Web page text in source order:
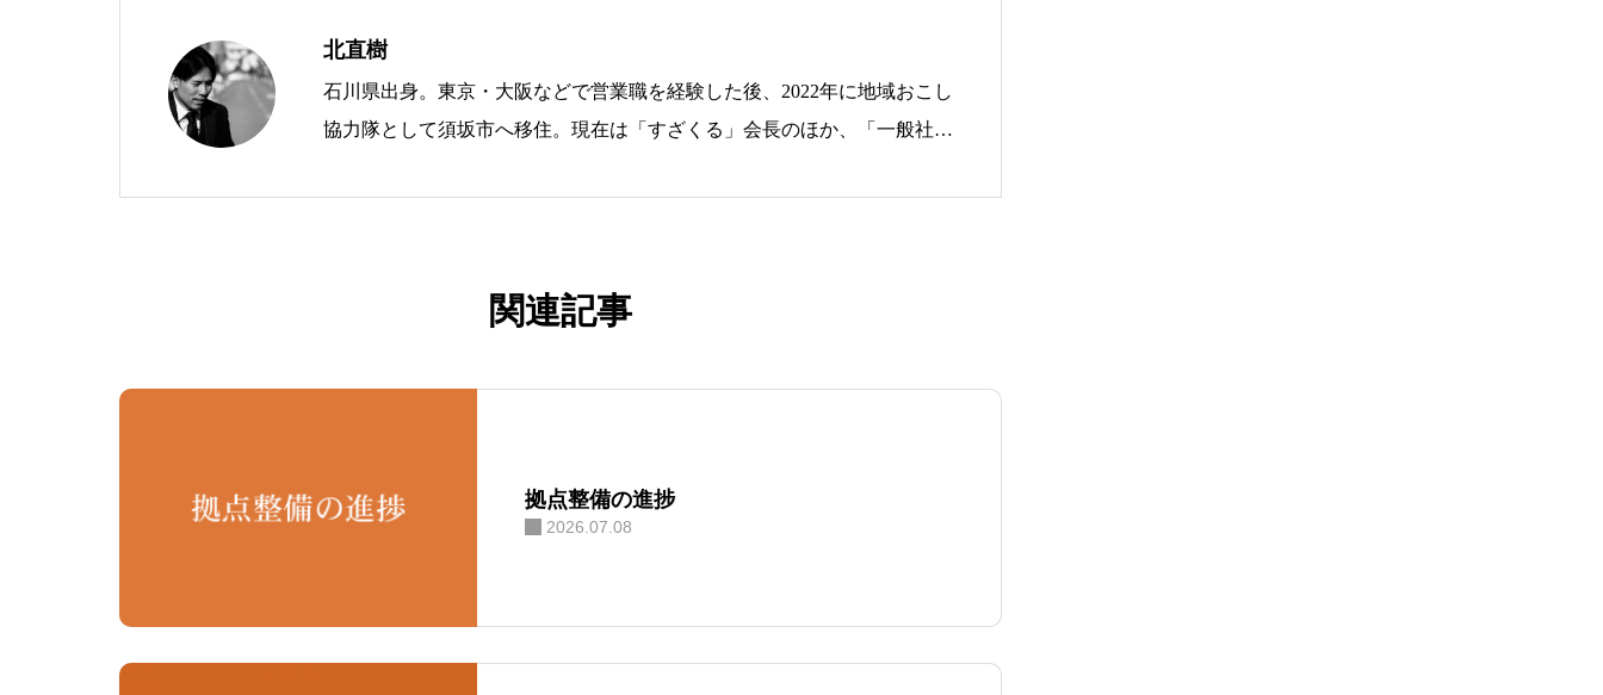
北直樹
石川県出身。東京・大阪などで営業職を経験した後、2022年に地域おこし
協力隊として須坂市へ移住。現在は「すざくる」会長のほか、「一般社団
グ（ランドバンク）や仕事の創出（NORTH）と連動した、実務的かつ心
関連記事
拠点整備の進捗
2026.07.08